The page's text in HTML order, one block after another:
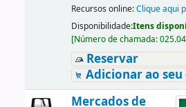
Recursos online:Clique aqui
Disponibilidade:Itens
[Número de chamada:
Reservar
Adicionar ao
Mercados de